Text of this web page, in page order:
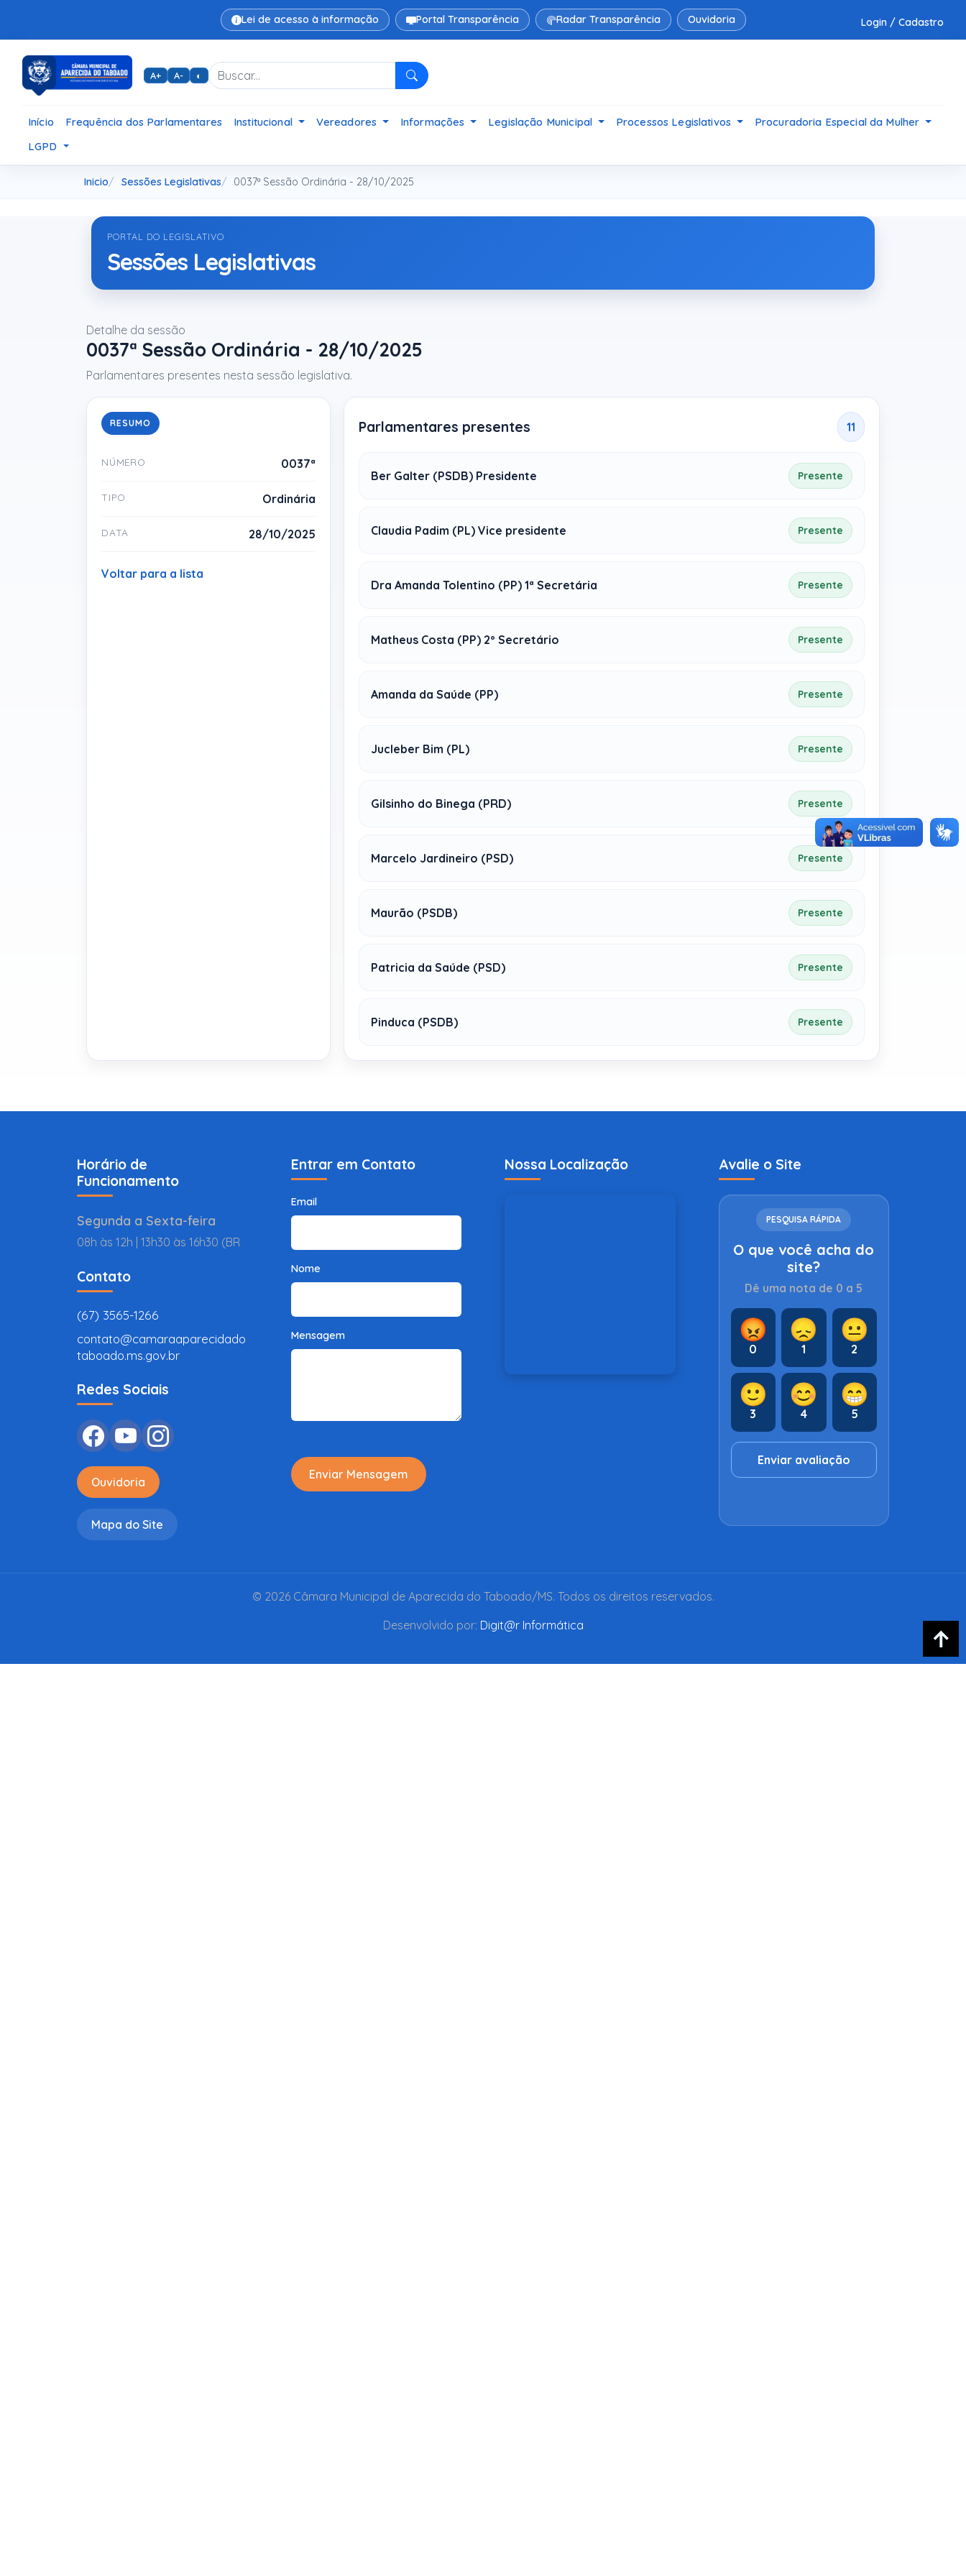
Lei de acesso à informação Portal Transparência Radar Transparência Ouvidoria Login / Cadastro
A+ A- ◐
Pesquisar
Início Frequência dos Parlamentares Institucional Vereadores Informações Legislação Municipal Processos Legislativos
Procuradoria Especial da Mulher
LGPD
Inicio Sessões Legislativas 0037ª Sessão Ordinária - 28/10/2025
PORTAL DO LEGISLATIVO
Sessões Legislativas
Detalhe da sessão
0037ª Sessão Ordinária - 28/10/2025
Parlamentares presentes nesta sessão legislativa.
RESUMO
NÚMERO 0037ª
TIPO Ordinária
DATA 28/10/2025
Voltar para a lista
Parlamentares presentes 11
Ber Galter (PSDB) Presidente Presente
Claudia Padim (PL) Vice presidente Presente
Dra Amanda Tolentino (PP) 1ª Secretária Presente
Matheus Costa (PP) 2º Secretário Presente
Amanda da Saúde (PP) Presente
Jucleber Bim (PL) Presente
Gilsinho do Binega (PRD) Presente
Marcelo Jardineiro (PSD) Presente
Maurão (PSDB) Presente
Patricia da Saúde (PSD) Presente
Pinduca (PSDB) Presente
Horário de
Funcionamento
Segunda a Sexta-feira
08h às 12h | 13h30 às 16h30 (BR
Contato
(67) 3565-1266
contato@camaraaparecidado
taboado.ms.gov.br
Redes Sociais
Ouvidoria
Mapa do Site
Entrar em Contato
Email
Nome
Mensagem
Enviar Mensagem
Nossa Localização Avalie o Site
PESQUISA RÁPIDA
O que você acha do
site?
Dê uma nota de 0 a 5
😡
0
😞
1
😐
2
🙂
3
😊
4
😁
5
Enviar avaliação
© 2026 Câmara Municipal de Aparecida do Taboado/MS. Todos os direitos reservados.
Desenvolvido por: Digit@r Informática